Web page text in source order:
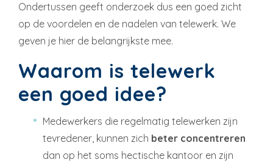
Ondertussen geeft onderzoek dus een goed zicht
op de voordelen en de nadelen van telewerk. We
geven je hier de belangrijkste mee.
Waarom is telewerk
een goed idee?
Medewerkers die regelmatig telewerken zijn
tevredener, kunnen zich beter concentreren
dan op het soms hectische kantoor en zijn